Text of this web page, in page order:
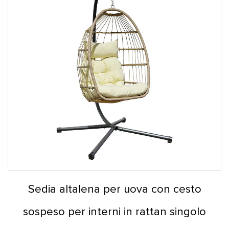
Sedia altalena per uova con cesto
sospeso per interni in rattan singolo